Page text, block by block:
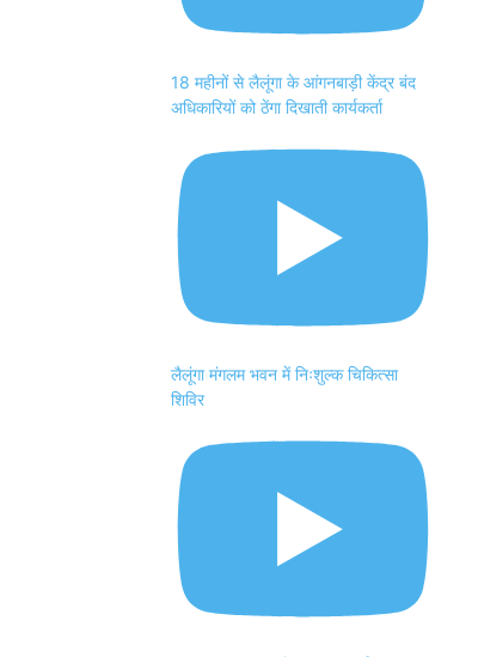
18 महीनों से लैलूंगा के आंगनबाड़ी केंद्र बंद
अधिकारियों को ठेंगा दिखाती कार्यकर्ता
लैलूंगा मंगलम भवन में निःशुल्क चिकित्सा
शिविर